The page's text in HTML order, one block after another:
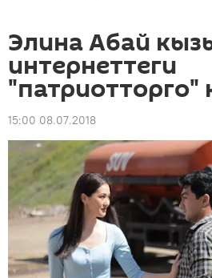
Элина Абай
интернеттеги
15:00 08.07.2018